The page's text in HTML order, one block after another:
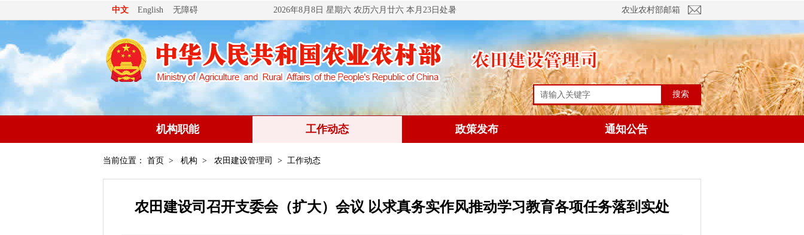
中文 English 无障碍 2026年8月8日 星期六 农历六月廿六 本月23日处暑 农业农村部邮箱
搜索
机构职能 工作动态 政策发布 通知公告
当前位置： 首页 > 机构 > 农田建设管理司 > 工作动态
农田建设司召开支委会（扩大）会议 以求真务实作风推动学习教育各项任务落到实处